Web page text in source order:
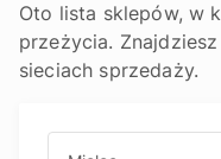
Oto lista sklepów, w
przeżycia.
sieciach sprzedaży.